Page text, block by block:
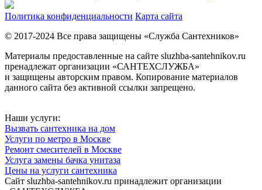
Политика конфиденциальности Карта сайта
© 2017-2024 Все права защищены «Служба Сантехников»
Материалы предоставленные на сайте sluzhba-santehnikov.ru
пренадлежат организации «САНТЕХСЛУЖБА»
и защищены авторским правом. Копирование материалов
данного сайта без активной ссылки запрещено.
Наши услуги:
Вызвать сантехника на дом
Услуги по метро в Москве
Ремонт смесителей в Москве
Услуга замены бачка унитаза
Цены на услуги сантехника
Сайт sluzhba-santehnikov.ru принадлежит организации